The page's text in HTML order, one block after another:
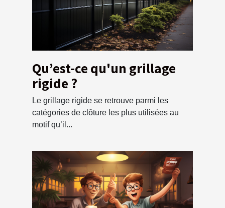
Qu’est-ce qu'un grillage
rigide ?
Le grillage rigide se retrouve parmi les
catégories de clôture les plus utilisées au
motif qu’il...